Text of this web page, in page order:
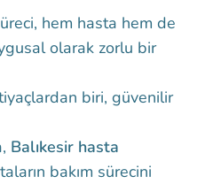
hem hasta hem de
olarak zorlu bir
biri, güvenilir
Balıkesir hasta
bakım sürecini